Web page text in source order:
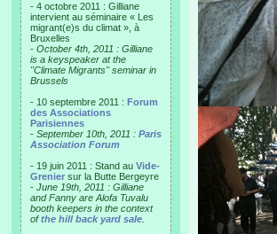
- 4 octobre 2011 : Gilliane
intervient au séminaire « Les
migrant(e)s du climat », à
Bruxelles
- October 4th, 2011 : Gilliane
is a keyspeaker at the
"Climate Migrants" seminar in
Brussels
- 10 septembre 2011 : Forum
des Associations
Parisiennes
- September 10th, 2011 : Paris
Association Forum
- 19 juin 2011 : Stand au Vide-
Grenier sur la Butte Bergeyre
- June 19th, 2011 : Gilliane
and Fanny are Alofa Tuvalu
booth keepers in the context
ofthe hill back yard sale